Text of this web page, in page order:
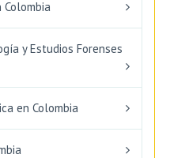
Colombia
y Estudios Forenses
en Colombia